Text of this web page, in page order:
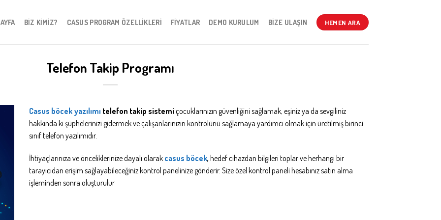
BIZ KIMIZ? CASUS PROGRAM ÖZELLIKLERI FIYATLAR DEMO KURULUM BIZE ULAŞIN HEMEN ARA
Telefon Takip Programı
Casus böcek yazılımı telefon takip sistemi çocuklarınızın güvenliğini sağlamak, eşiniz ya da sevgiliniz
hakkında ki şüphelerinizi gidermek ve çalışanlarınızın kontrolünü sağlamaya yardımcı olmak için üretilmiş birinci
sınıf telefon yazılımıdır.
İhtiyaçlarınıza ve önceliklerinize dayalı olarak casus böcek, hedef cihazdan bilgileri toplar ve herhangi bir
tarayıcıdan erişim sağlayabileceğiniz kontrol panelinize gönderir. Size özel kontrol paneli hesabınız satın alma
işleminden sonra oluşturulur